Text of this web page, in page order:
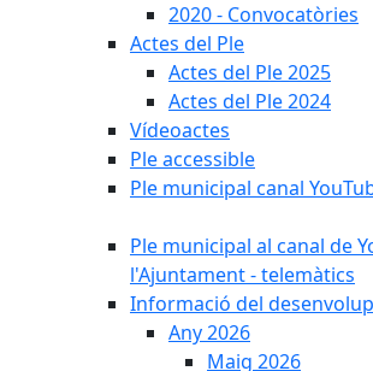
2020 - Convocatòries
Actes del Ple
Actes del Ple 2025
Actes del Ple 2024
Vídeoactes
Ple accessible
Ple municipal canal
Ple municipal al canal de
l'Ajuntament - telemàtics
Informació del
Any 2026
Maig 2026